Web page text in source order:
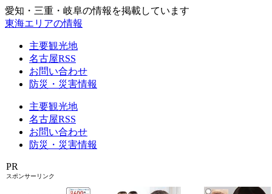
愛知・三重・岐阜の情報を掲載しています
東海エリアの情報
主要観光地
名古屋RSS
お問い合わせ
防災・災害情報
主要観光地
名古屋RSS
お問い合わせ
防災・災害情報
PR
スポンサーリンク